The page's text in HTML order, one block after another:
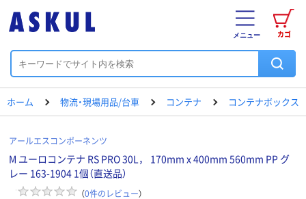
カゴ
メニュー
ホーム 物流・現場用品/台車 コンテナ コンテナボックス
アールエスコンポーネンツ
M ユーロコンテナ RS PRO 30L， 170mm x 400mm 560mm PP グ
レー 163-1904 1個（直送品）
（0件のレビュー）